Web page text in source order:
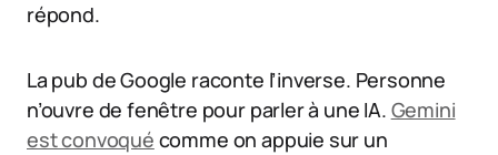
répond.
La pub de Google raconte l’inverse. Personne
n’ouvre de fenêtre pour parler à une IA. Gemini
est convoqué comme on appuie sur un